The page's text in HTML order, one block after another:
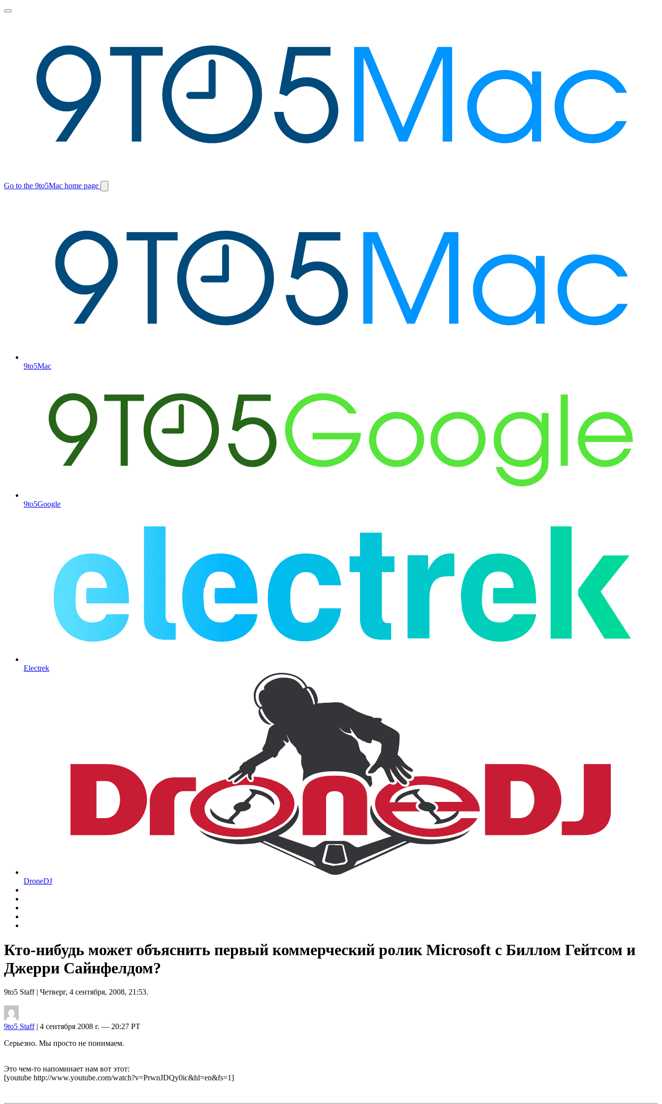
Toggle
Go to the 9to5Mac home page
Switch
9to5Mac
9to5Google
Electrek
DroneDJ
Кто-нибудь может объяснить первый коммерческий ролик Microsoft с Биллом Гейтсом и
Джерри Сайнфелдом?
9to5 Staff| Четверг, 4 сентября, 2008, 21:53.
9to5 Staff| 4 сентября 2008 г. — 20:27 PT
Серьезно. Мы просто не понимаем.
Это чем-то напоминает нам вот этот:
[youtube http://www.youtube.com/watch?v=PrwnJDQy0ic&hl=en&fs=1]